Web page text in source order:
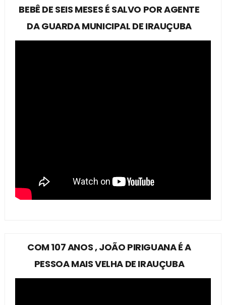
BEBÊ DE SEIS MESES É SALVO POR AGENTE
DA GUARDA MUNICIPAL DE IRAUÇUBA
COM 107 ANOS , JOÃO PIRIGUANA É A
PESSOA MAIS VELHA DE IRAUÇUBA